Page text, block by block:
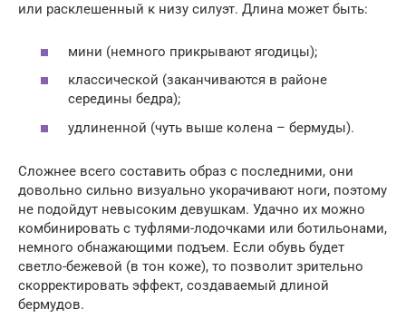
или расклешенный к низу силуэт. Длина может быть:
мини (немного прикрывают ягодицы);
классической (заканчиваются в районе
середины бедра);
удлиненной (чуть выше колена – бермуды).
Сложнее всего составить образ с последними, они
довольно сильно визуально укорачивают ноги, поэтому
не подойдут невысоким девушкам. Удачно их можно
комбинировать с туфлями-лодочками или ботильонами,
немного обнажающими подъем. Если обувь будет
светло-бежевой (в тон коже), то позволит зрительно
скорректировать эффект, создаваемый длиной
бермудов.